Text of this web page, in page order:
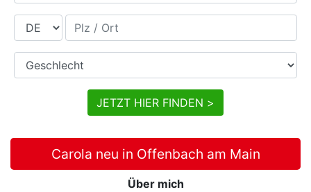
Land Plz / Ort
Geschlecht
JETZT HIER FINDEN >
Carola neu in Offenbach am Main
Über mich